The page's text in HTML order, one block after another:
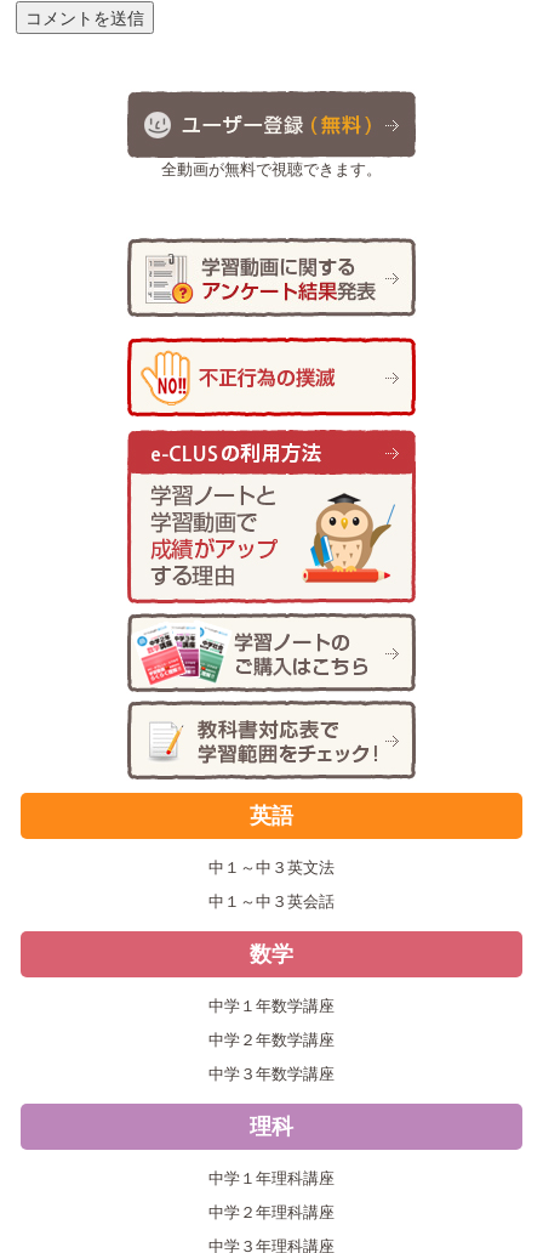
全動画が無料で視聴できます。
英語
中１～中３英文法
中１～中３英会話
数学
中学１年数学講座
中学２年数学講座
中学３年数学講座
理科
中学１年理科講座
中学２年理科講座
中学３年理科講座